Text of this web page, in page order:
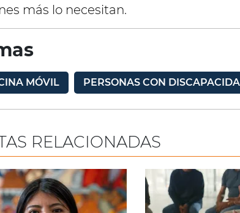
más lo necesitan.
MÓVIL PERSONAS CON
RELACIONADAS